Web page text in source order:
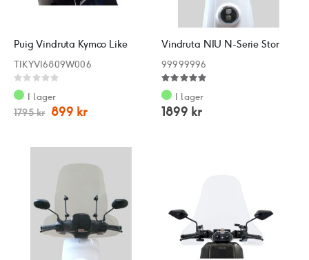
Puig Vindruta Kymco Like
TIKYVI6809W006
Rating:
0%
I lager
1795 kr 899 kr
Vindruta NIU N-Serie Stor
99999996
Recensera:
100%
I lager
1899 kr